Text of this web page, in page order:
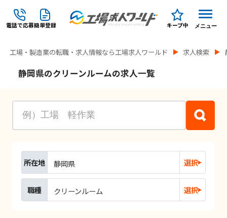
電話で応募簡単登録 キープ中 メニュー
工場・製造業の転職・求人情報なら工場求人ワールド 求人検索
静岡県のクリーンルームの求人一覧
所在地 静岡県 選択
職種 クリーンルーム 選択